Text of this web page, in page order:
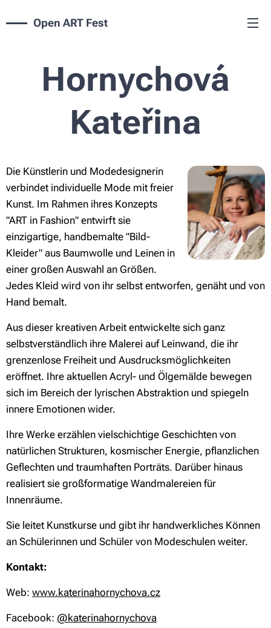
Open ART Fest
Hornychová
Kateřina
Die Künstlerin und Modedesignerin
verbindet individuelle Mode mit freier
Kunst. Im Rahmen ihres Konzepts
"ART in Fashion" entwirft sie
einzigartige, handbemalte "Bild-
Kleider" aus Baumwolle und Leinen in
einer großen Auswahl an Größen.
Jedes Kleid wird von ihr selbst entworfen, genäht und von
Hand bemalt.
Aus dieser kreativen Arbeit entwickelte sich ganz
selbstverständlich ihre Malerei auf Leinwand, die ihr
grenzenlose Freiheit und Ausdrucksmöglichkeiten
eröffnet. Ihre aktuellen Acryl- und Ölgemälde bewegen
sich im Bereich der lyrischen Abstraktion und spiegeln
innere Emotionen wider.
Ihre Werke erzählen vielschichtige Geschichten von
natürlichen Strukturen, kosmischer Energie, pflanzlichen
Geflechten und traumhaften Porträts. Darüber hinaus
realisiert sie großformatige Wandmalereien für
Innenräume.
Sie leitet Kunstkurse und gibt ihr handwerkliches Können
an Schülerinnen und Schüler von Modeschulen weiter.
Kontakt:
Web: www.katerinahornychova.cz
Facebook: @katerinahornychova